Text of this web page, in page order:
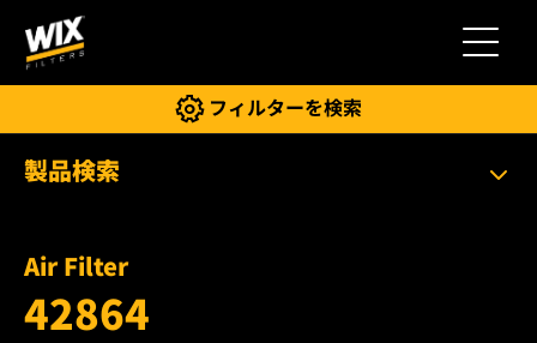
切り替え
フィルターを検索
製品検索
Air Filter
42864